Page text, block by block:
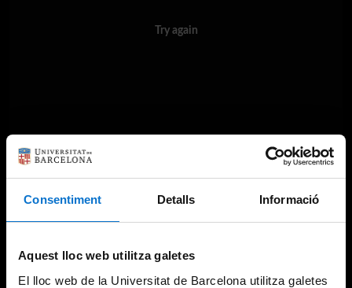
Consentiment Detalls Informació
Aquest lloc web utilitza galetes
El lloc web de la Universitat de Barcelona utilitza galetes
Try again